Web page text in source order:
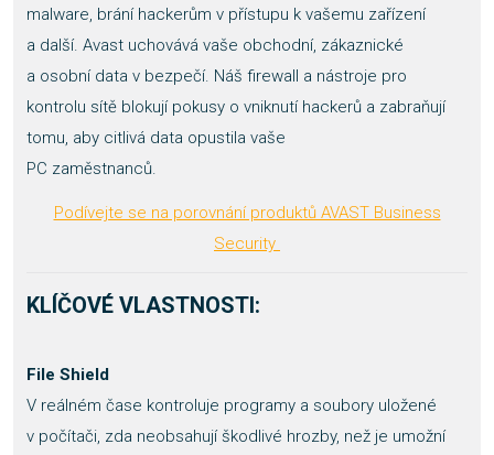
malware, brání hackerům v přístupu k vašemu zařízení
a další. Avast uchovává vaše obchodní, zákaznické
a osobní data v bezpečí. Náš firewall a nástroje pro
kontrolu sítě blokují pokusy o vniknutí hackerů a zabraňují
tomu, aby citlivá data opustila vaše
PC zaměstnanců.
Podívejte se na porovnání produktů AVAST Business
Security
KLÍČOVÉ VLASTNOSTI:
File Shield
V reálném čase kontroluje programy a soubory uložené
v počítači, zda neobsahují škodlivé hrozby, než je umožní